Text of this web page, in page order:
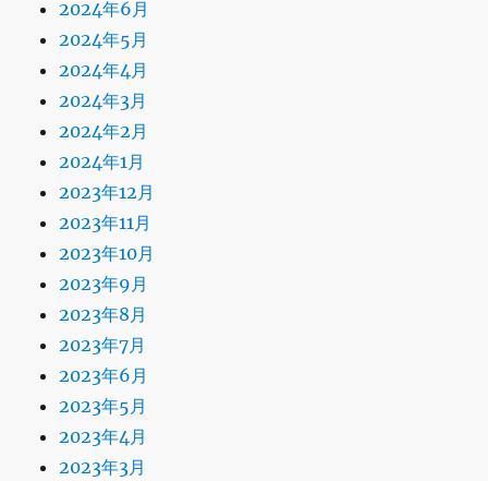
2024年6月
2024年5月
2024年4月
2024年3月
2024年2月
2024年1月
2023年12月
2023年11月
2023年10月
2023年9月
2023年8月
2023年7月
2023年6月
2023年5月
2023年4月
2023年3月